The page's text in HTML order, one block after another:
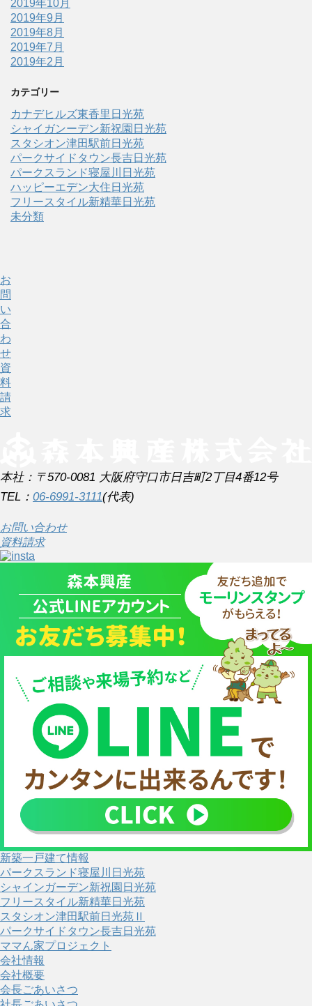
2019年10月
2019年9月
2019年8月
2019年7月
2019年2月
カテゴリー
カナデヒルズ東香里日光苑
シャイガンーデン新祝園日光苑
スタシオン津田駅前日光苑
パークサイドタウン長吉日光苑
パークスランド寝屋川日光苑
ハッピーエデン大住日光苑
フリースタイル新精華日光苑
未分類
お
問
い
合
わ
せ
資
料
請
求
本社：〒570-0081 大阪府守口市日吉町2丁目4番12号
TEL： 06-6991-3111(代表)
お問い合わせ
資料請求
新築一戸建て情報
パークスランド寝屋川日光苑
シャインガーデン新祝園日光苑
フリースタイル新精華日光苑
スタシオン津田駅前日光苑Ⅱ
パークサイドタウン長吉日光苑
ママん家プロジェクト
会社情報
会社概要
会長ごあいさつ